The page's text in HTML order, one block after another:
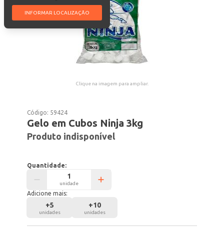
INFORMAR LOCALIZAÇÃO
Clique na imagem para ampliar.
Código: 59424
Gelo em Cubos Ninja 3kg
Produto indisponível
Quantidade:
unidade
Adicione mais:
+5
unidades
+10
unidades